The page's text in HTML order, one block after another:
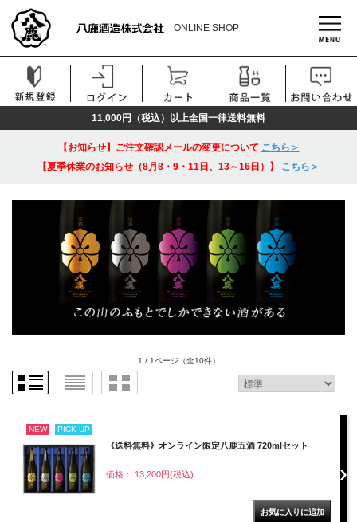
ONLINE SHOP
11,000円（税込）以上全国一律送料無料
【お知らせ】ご注文確認メールの変更について こちら＞
【夏季休業のお知らせ（8月8・9・11日、13～16日）】
こちら＞
1 / 1ページ （全10件）
NEW PICK UP
《送料無料》オンライン限定八鹿五酒 720mlセット
価格： 13,200円(税込)